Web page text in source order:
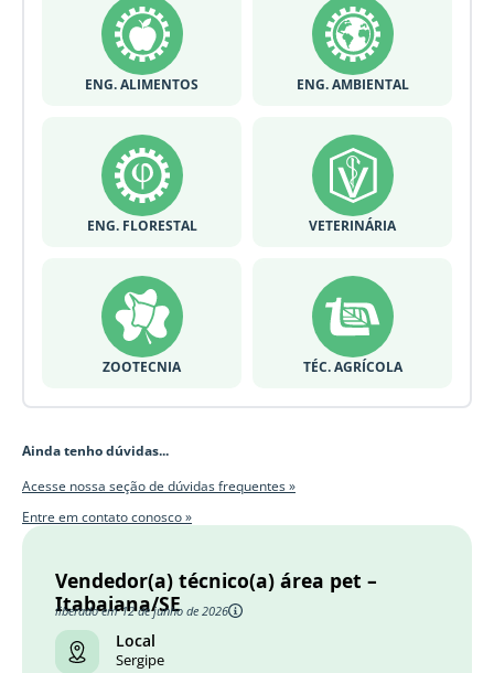
ENG. ALIMENTOS ENG. AMBIENTAL
ENG. FLORESTAL VETERINÁRIA
ZOOTECNIA TÉC. AGRÍCOLA
Ainda tenho dúvidas...
Acesse nossa seção de dúvidas frequentes »
Entre em contato conosco »
Vendedor(a) técnico(a) área pet –
Itabaiana/SE
liberado em 12 de junho de 2026
Local
Sergipe